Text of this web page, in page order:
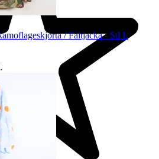
/ Fältjacka - Stl L
.